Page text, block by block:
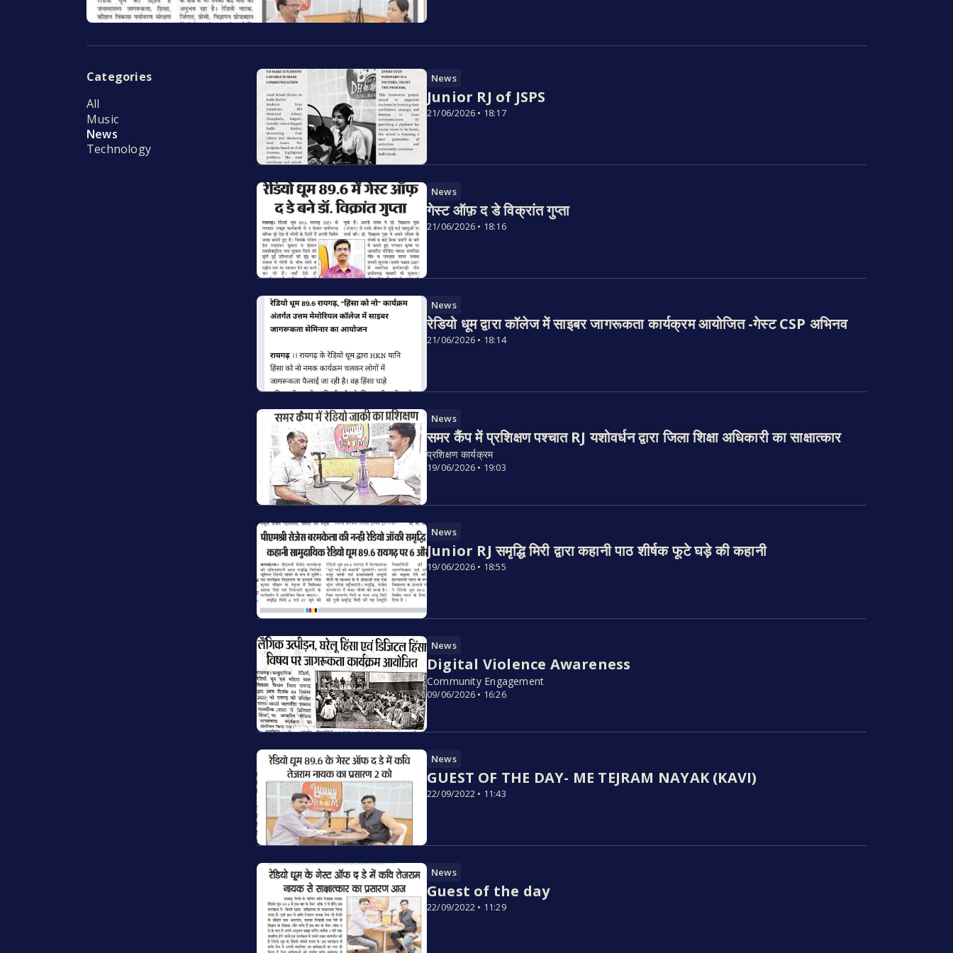
Categories
All
Music
News
Technology
News
21/06/2026 • 18:17
Junior RJ of JSPS
News
21/06/2026 • 18:16
गेस्ट ऑफ़ द डे विक्रांत गुप्ता
News
21/06/2026 • 18:14
रेडियो धूम द्वारा कॉलेज में साइबर जागरूकता कार्यक्रम आयोजित -गेस्ट CSP अभिनव
News
19/06/2026 • 19:03
समर कैंप में प्रशिक्षण पश्चात RJ यशोवर्धन द्वारा जिला शिक्षा अधिकारी का साक्षात्कार
प्रशिक्षण कार्यक्रम
News
19/06/2026 • 18:55
Junior RJ समृद्धि मिरी द्वारा कहानी पाठ शीर्षक फूटे घड़े की कहानी
News
09/06/2026 • 16:26
Digital Violence Awareness
Community Engagement
News
22/09/2022 • 11:43
GUEST OF THE DAY- ME TEJRAM NAYAK (KAVI)
News
22/09/2022 • 11:29
Guest of the day